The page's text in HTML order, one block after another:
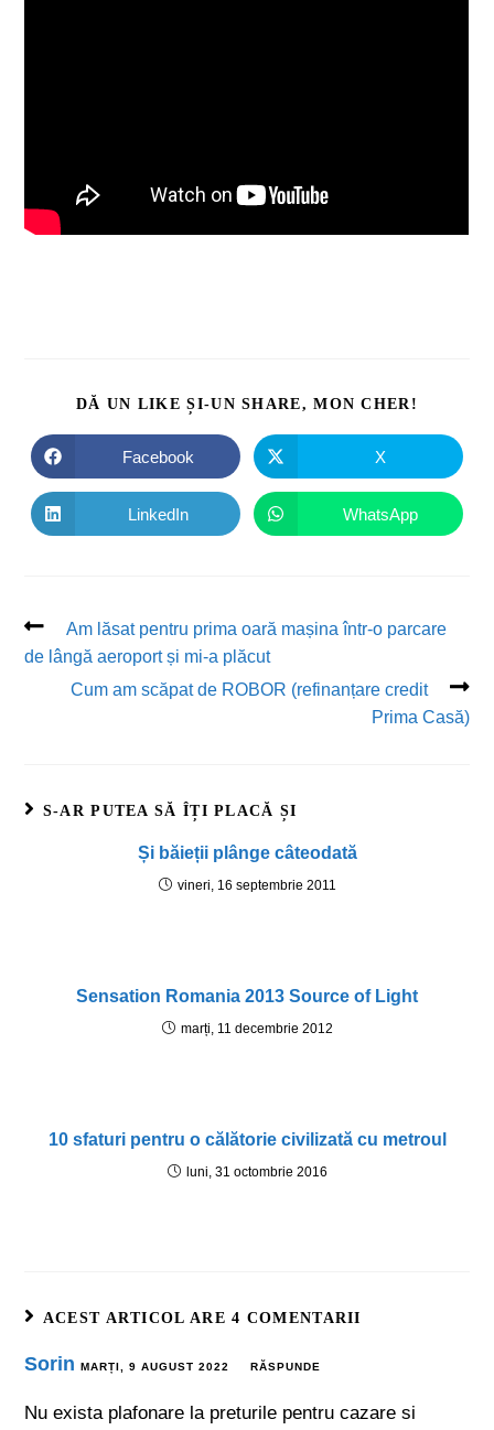
DĂ UN LIKE ȘI-UN SHARE, MON CHER!
Facebook X
LinkedIn WhatsApp
Am lăsat pentru prima oară mașina într-o parcare
de lângă aeroport și mi-a plăcut
Cum am scăpat de ROBOR (refinanțare credit
Prima Casă)
S-AR PUTEA SĂ ÎȚI PLACĂ ȘI
Și băieții plânge câteodată
vineri, 16 septembrie 2011
Sensation Romania 2013 Source of Light
marți, 11 decembrie 2012
10 sfaturi pentru o călătorie civilizată cu metroul
luni, 31 octombrie 2016
ACEST ARTICOL ARE 4 COMENTARII
Sorin MARȚI, 9 AUGUST 2022 RĂSPUNDE
Nu exista plafonare la preturile pentru cazare si